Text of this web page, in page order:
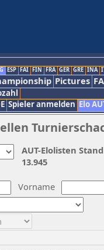
ESP FAI FIN FRA GER GRE INA
Pictures
Spieler anmelden Elo
Vorname
AUT-Elolisten
13.945